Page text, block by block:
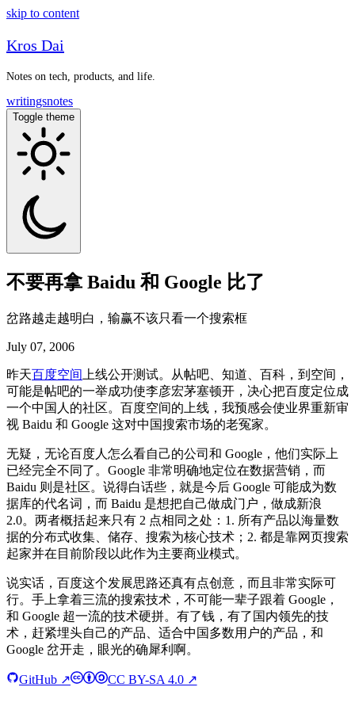
skip to content
Kros Dai
Notes on tech, products, and life.
writingsnotes
Toggle theme
不要再拿 Baidu 和 Google 比了
岔路越走越明白，输赢不该只看一个搜索框
July 07, 2006
昨天百度空间 上线公开测试。从帖吧、知道、百科，到空间，
可能是帖吧的一举成功使李彦宏茅塞顿开，决心把百度定位成
一个中国人的社区。百度空间的上线，我预感会使业界重新审
视 Baidu 和 Google 这对中国搜索市场的老冤家。
无疑，无论百度人怎么看自己的公司和 Google，他们实际上
已经完全不同了。Google 非常明确地定位在数据营销，而
Baidu 则是社区。说得白话些，就是今后 Google 可能成为数
据库的代名词，而 Baidu 是想把自己做成门户，做成新浪
2.0。两者概括起来只有 2 点相同之处：1. 所有产品以海量数
据的分布式收集、储存、搜索为核心技术；2. 都是靠网页搜索
起家并在目前阶段以此作为主要商业模式。
说实话，百度这个发展思路还真有点创意，而且非常实际可
行。手上拿着三流的搜索技术，不可能一辈子跟着 Google，
和 Google 超一流的技术硬拼。有了钱，有了国内领先的技
术，赶紧埋头自己的产品、适合中国多数用户的产品，和
Google 岔开走，眼光的确犀利啊。
GitHub ↗ CC BY-SA 4.0 ↗